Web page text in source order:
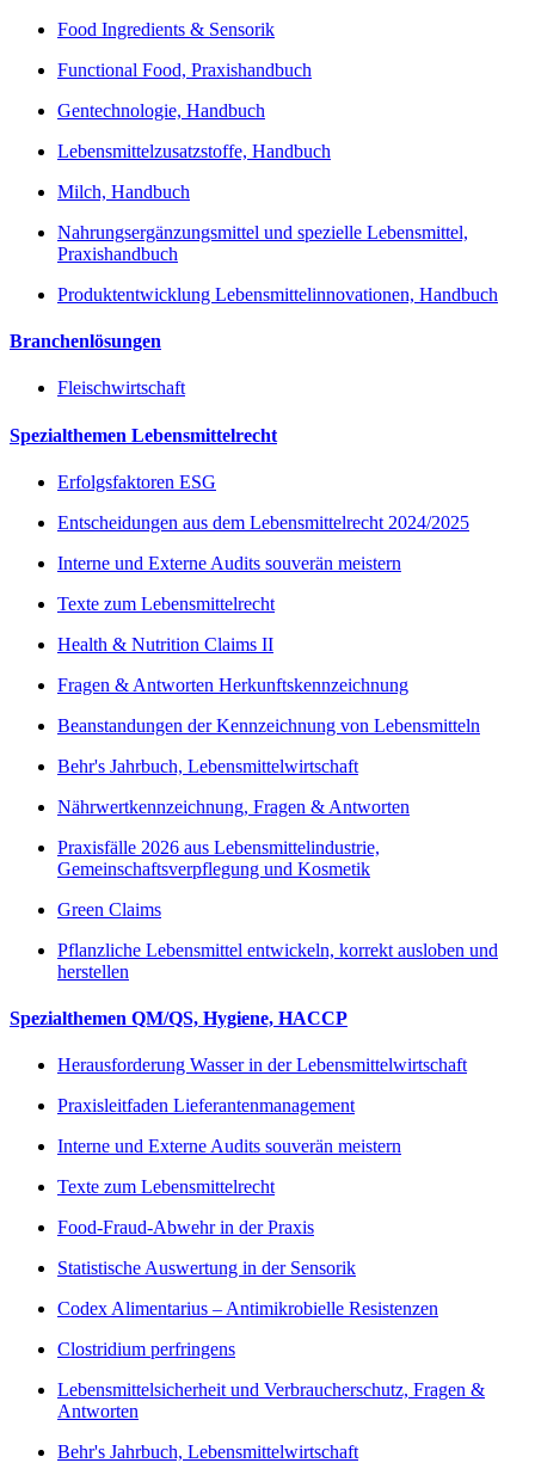
Food Ingredients & Sensorik
Functional Food, Praxishandbuch
Gentechnologie, Handbuch
Lebensmittelzusatzstoffe, Handbuch
Milch, Handbuch
Nahrungsergänzungsmittel und spezielle Lebensmittel,
Praxishandbuch
Produktentwicklung Lebensmittelinnovationen, Handbuch
Branchenlösungen
Fleischwirtschaft
Spezialthemen Lebensmittelrecht
Erfolgsfaktoren ESG
Entscheidungen aus dem Lebensmittelrecht 2024/2025
Interne und Externe Audits souverän meistern
Texte zum Lebensmittelrecht
Health & Nutrition Claims II
Fragen & Antworten Herkunftskennzeichnung
Beanstandungen der Kennzeichnung von Lebensmitteln
Behr's Jahrbuch, Lebensmittelwirtschaft
Nährwertkennzeichnung, Fragen & Antworten
Praxisfälle 2026 aus Lebensmittelindustrie,
Gemeinschaftsverpflegung und Kosmetik
Green Claims
Pflanzliche Lebensmittel entwickeln, korrekt ausloben und
herstellen
Spezialthemen QM/QS, Hygiene, HACCP
Herausforderung Wasser in der Lebensmittelwirtschaft
Praxisleitfaden Lieferantenmanagement
Interne und Externe Audits souverän meistern
Texte zum Lebensmittelrecht
Food-Fraud-Abwehr in der Praxis
Statistische Auswertung in der Sensorik
Codex Alimentarius – Antimikrobielle Resistenzen
Clostridium perfringens
Lebensmittelsicherheit und Verbraucherschutz, Fragen &
Antworten
Behr's Jahrbuch, Lebensmittelwirtschaft